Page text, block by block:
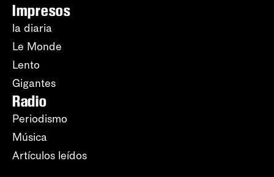
Impresos
la diaria
Le Monde
Lento
Gigantes
Radio
Periodismo
Música
Artículos leídos